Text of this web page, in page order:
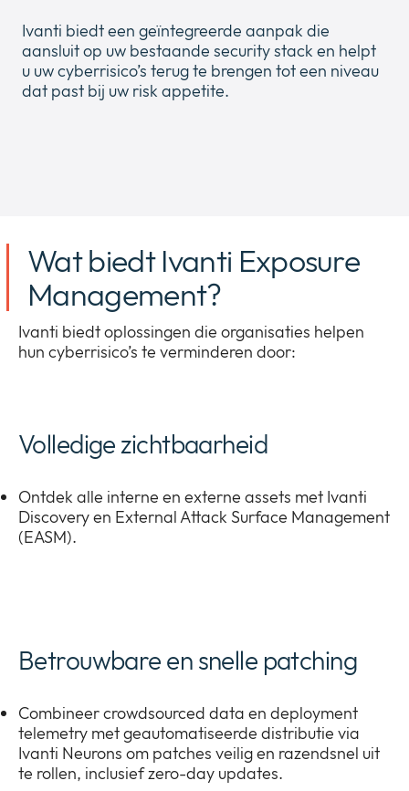
Ivanti biedt een geïntegreerde aanpak die
aansluit op uw bestaande security stack en helpt
u uw cyberrisico’s terug te brengen tot een niveau
dat past bij uw risk appetite.
Wat biedt Ivanti Exposure
Management?
Ivanti biedt oplossingen die organisaties helpen
hun cyberrisico’s te verminderen door:
Volledige zichtbaarheid
Ontdek alle interne en externe assets met Ivanti
Discovery en External Attack Surface Management
(EASM).
Betrouwbare en snelle patching
Combineer crowdsourced data en deployment
telemetry met geautomatiseerde distributie via
Ivanti Neurons om patches veilig en razendsnel uit
te rollen, inclusief zero-day updates.